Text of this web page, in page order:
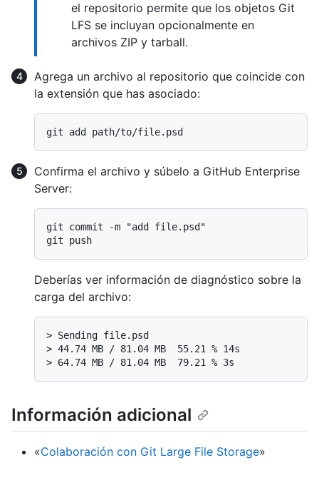
el repositorio permite que los objetos Git
LFS se incluyan opcionalmente en
archivos ZIP y tarball.
Agrega un archivo al repositorio que coincide con
la extensión que has asociado:
Confirma el archivo y súbelo a GitHub Enterprise
Server:
git commit -m "add file.psd"
Deberías ver información de diagnóstico sobre la
carga del archivo:
> Sending file.psd
> 44.74 MB / 81.04 MB  55.21 % 14s
> 64.74 MB / 81.04 MB  79.21 % 3s
Información adicional
«Colaboración con Git Large File Storage»